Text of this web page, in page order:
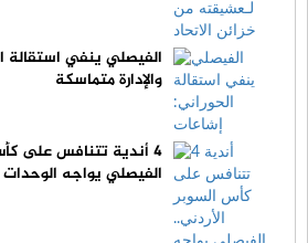
الفيصلي ينفي استقالة
والإدارة متماسكة
4 أندية تتنافس على
الفيصلي يواجه